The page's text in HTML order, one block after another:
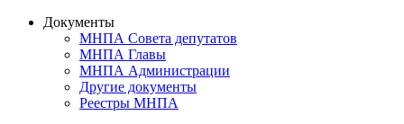
Документы
МНПА Совета депутатов
МНПА Главы
МНПА Администрации
Другие документы
Реестры МНПА